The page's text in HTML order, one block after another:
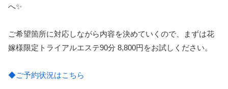
へ✨
ご希望箇所に対応しながら内容を決めていくので、まずは花
嫁様限定トライアルエステ90分 8,800円をお試しください。
◆ご予約状況はこちら